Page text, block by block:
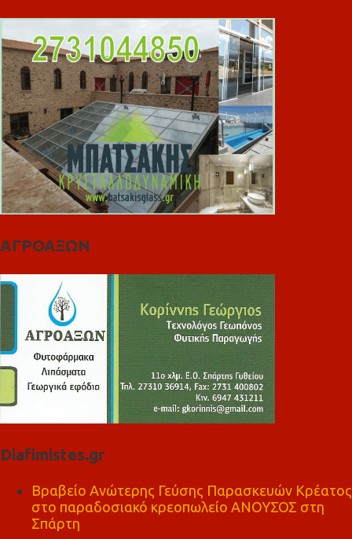
ΑΓΡΟΑΞΩΝ
Diafimistes.gr
Βραβείο Ανώτερης Γεύσης Παρασκευών Κρέατος
στο παραδοσιακό κρεοπωλείο ΑΝΟΥΣΟΣ στη
Σπάρτη